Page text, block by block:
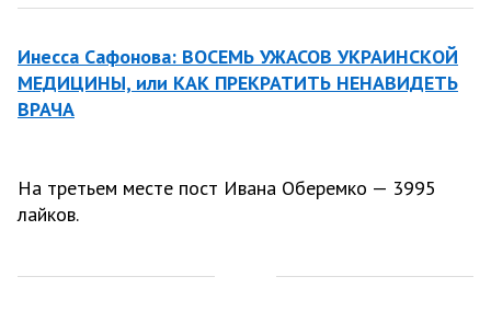
Инесса Сафонова: ВОCЕМЬ УЖАСОВ УКРАИНСКОЙ
МЕДИЦИНЫ, или КАК ПРЕКРАТИТЬ НЕНАВИДЕТЬ
ВРАЧА
На третьем месте пост Ивана Оберемко — 3995
лайков.